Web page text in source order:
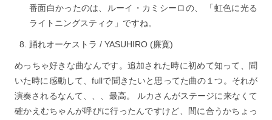
番面白かったのは、ルーイ・カミシーロの、 「虹色に光る
ライトニングスティク」ですね。
踊れオーケストラ / YASUHIRO (廉寛)
めっちゃ好きな曲なんです。追加された時に初めて知って、聞
いた時に感動して、fullで聞きたいと思ってた曲の１つ。それが
演奏されるなんて、、、最高。 ルカさんがステージに来なくて
確かえむちゃんが呼びに行ったんですけど、間に合うかちょっ